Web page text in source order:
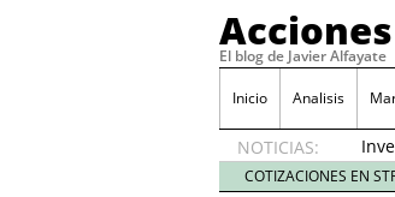
El blog de Javier Alfayate
Inicio Analisis
NOTICIAS:
VIP
COTIZACIONES EN